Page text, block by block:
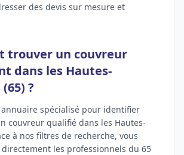
des devis sur mesure et
trouver un couvreur
dans les Hautes-
?
spécialisé pour identifier
couvreur qualifié dans les Hautes-
à nos filtres de recherche, vous
les professionnels du 65